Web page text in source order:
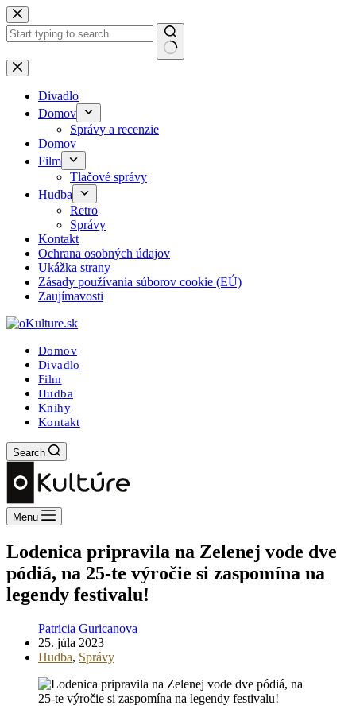
Skip
to
content
No
results
Divadlo
Domov
Správy a recenzie
Domov
Film
Tlačové správy
Hudba
Retro
Správy
Kontakt
Ochrana osobných údajov
Ukážka strany
Zásady používania súborov cookie (EÚ)
Zaujímavosti
Domov
Divadlo
Film
Hudba
Knihy
Kontakt
Search
Menu
Lodenica pripravila na Zelenej vode dve
pódiá, na 25-te výročie si zaspomína na
legendy festivalu!
Patricia Guricanova
25. júla 2023
Hudba, Správy